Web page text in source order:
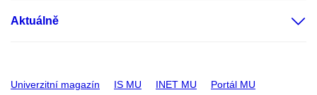
Aktuálně
Univerzitní magazín IS MU INET MU Portál MU